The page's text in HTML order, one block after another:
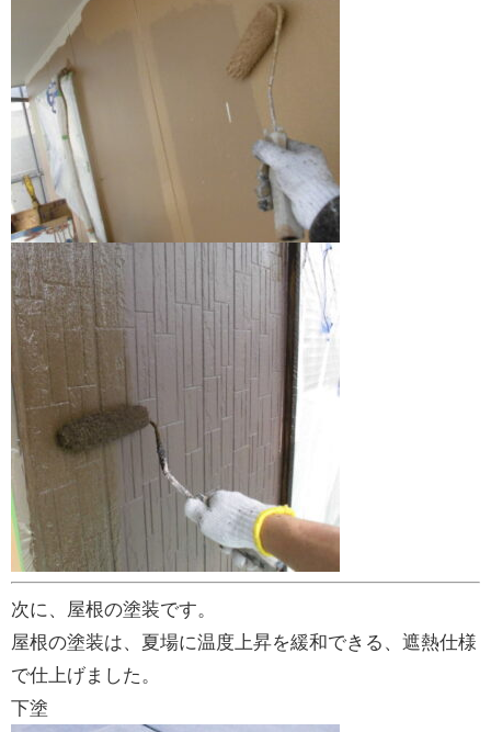
次に、屋根の塗装です。
屋根の塗装は、夏場に温度上昇を緩和できる、遮熱仕様
で仕上げました。
下塗